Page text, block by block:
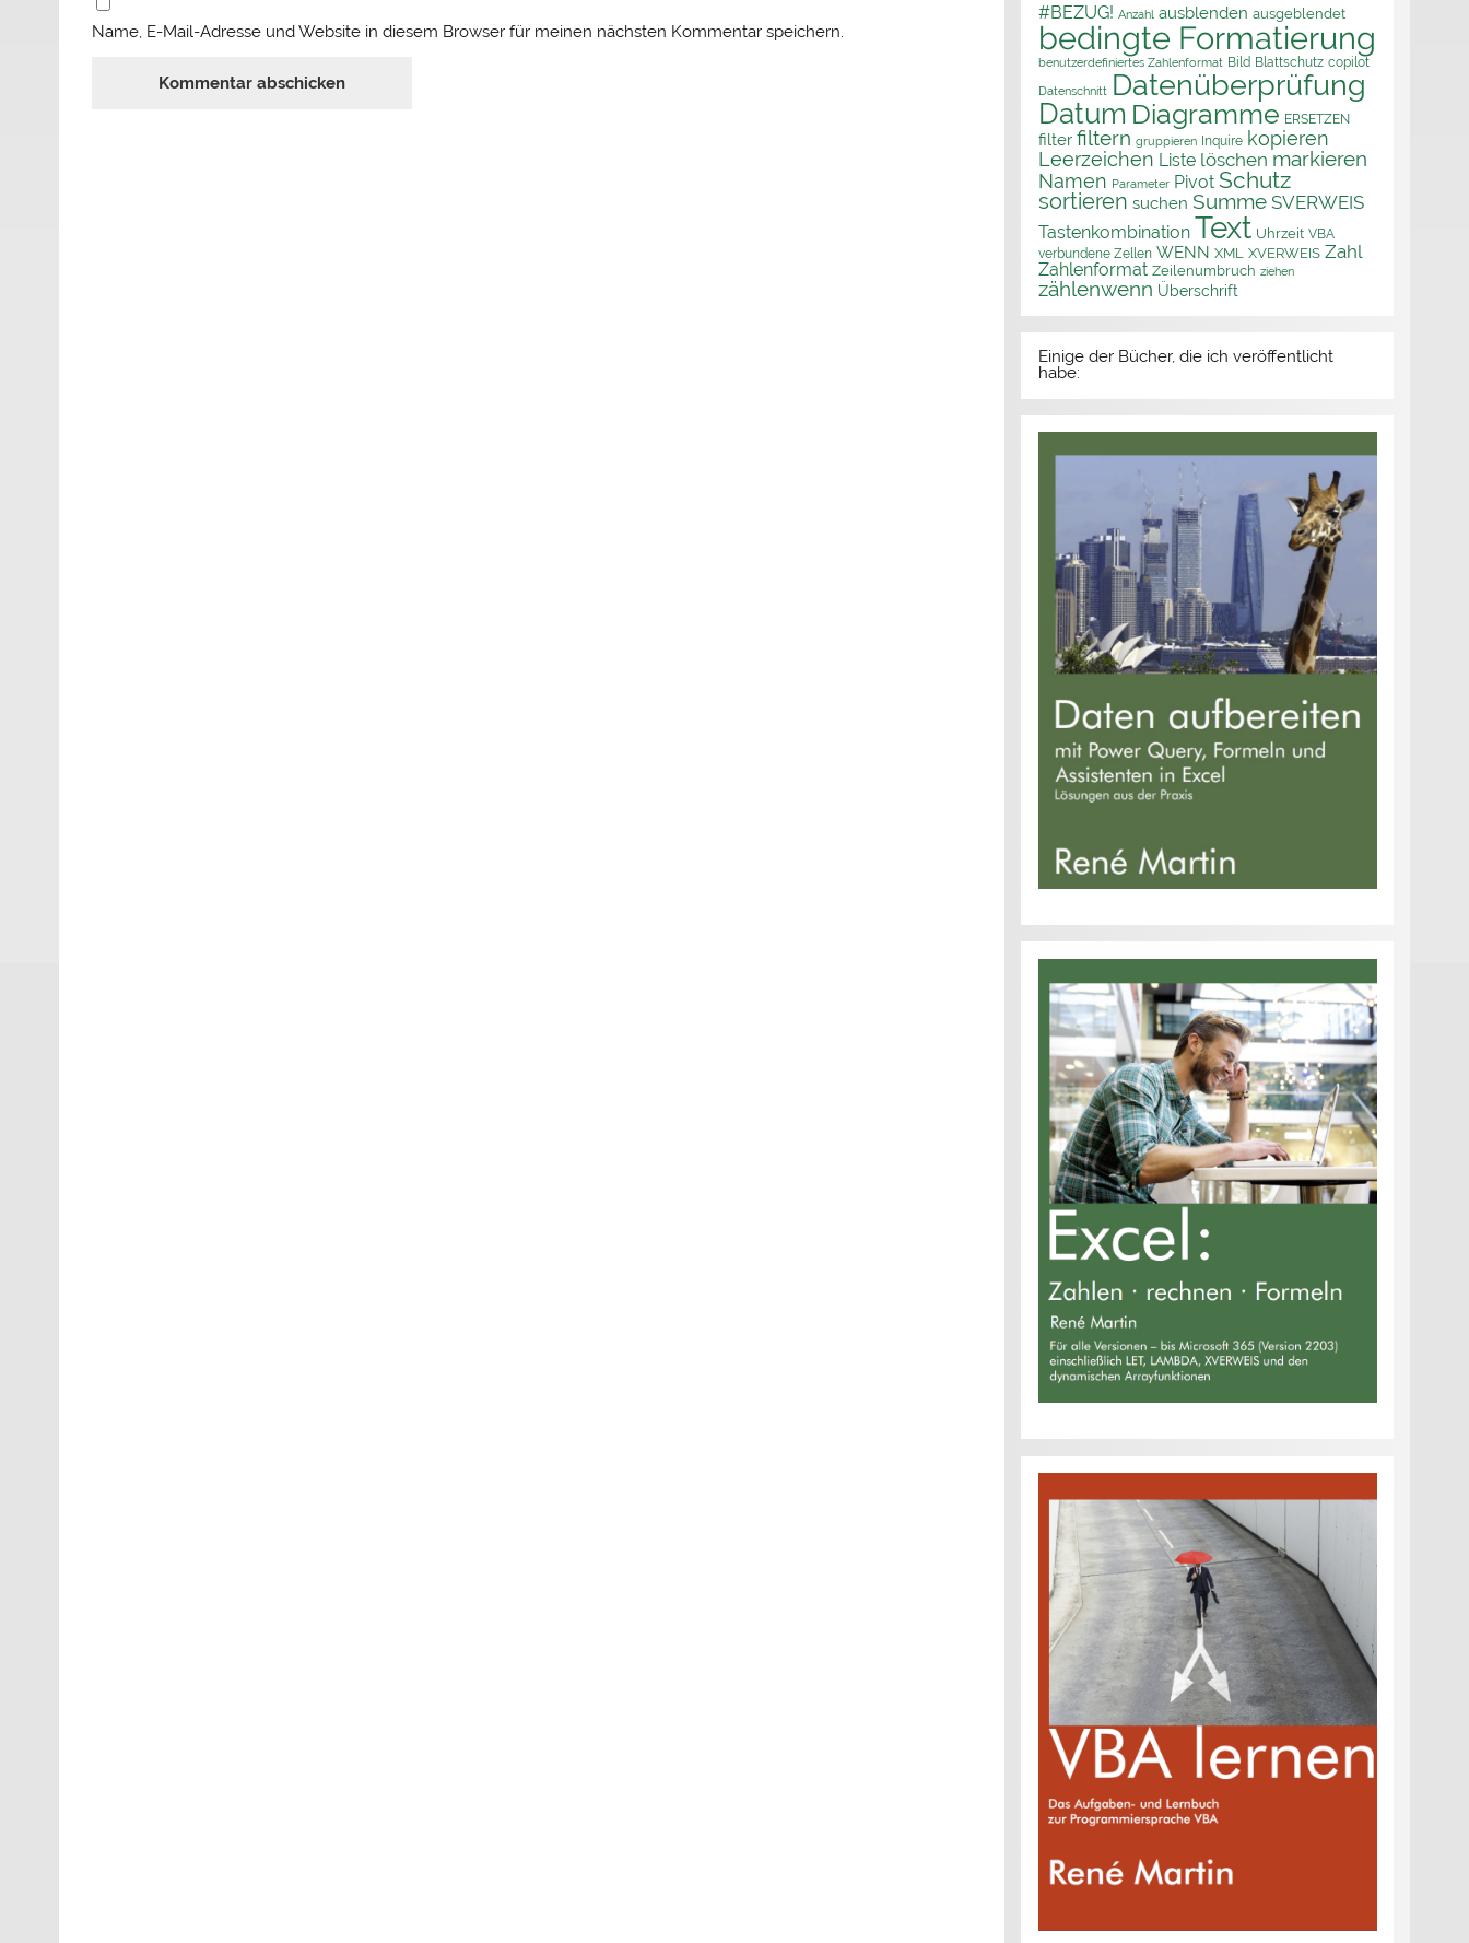
Name, E-Mail-Adresse und Website in diesem Browser für meinen nächsten Kommentar speichern.
#BEZUG! Anzahl ausblenden ausgeblendet
bedingte Formatierung
benutzerdefiniertes Zahlenformat Bild Blattschutz copilot
Datenschnitt Datenüberprüfung
Datum Diagramme ERSETZEN
filter filtern gruppieren Inquire kopieren
Leerzeichen Liste löschen markieren
Namen Parameter Pivot Schutz
sortieren suchen Summe SVERWEIS
Tastenkombination Text Uhrzeit VBA
verbundene Zellen WENN XML XVERWEIS Zahl
Zahlenformat Zeilenumbruch ziehen
zählenwenn Überschrift
Einige der Bücher, die ich veröffentlicht
habe: